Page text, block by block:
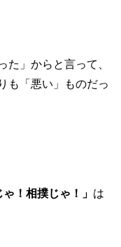
た」からと言って、
も「悪い」ものだっ
！相撲じゃ！」 は